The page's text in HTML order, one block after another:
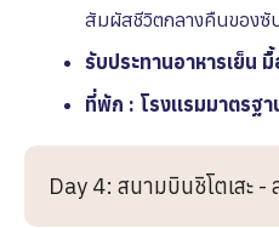
สัมผัสชีวิตกลางคืนของซั
รับประทานอาหารเย็น
ที่พัก : โรงเเรมมาตรฐ
Day 4: สนามบินชิโตเสะ